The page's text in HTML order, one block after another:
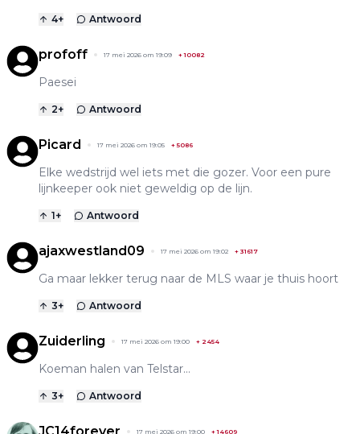
4+ Antwoord
profoff 17 mei 2026 om 19:09 +10082
Paesei
2+ Antwoord
Picard 17 mei 2026 om 19:05 + 5086
Elke wedstrijd wel iets met die gozer. Voor een pure
lijnkeeper ook niet geweldig op de lijn.
1+ Antwoord
ajaxwestland09 17 mei 2026 om 19:02 + 31617
Ga maar lekker terug naar de MLS waar je thuis hoort
3+ Antwoord
Zuiderling 17 mei 2026 om 19:00 + 2454
Koeman halen van Telstar...
3+ Antwoord
17 mei 2026 om 19:00 +14609